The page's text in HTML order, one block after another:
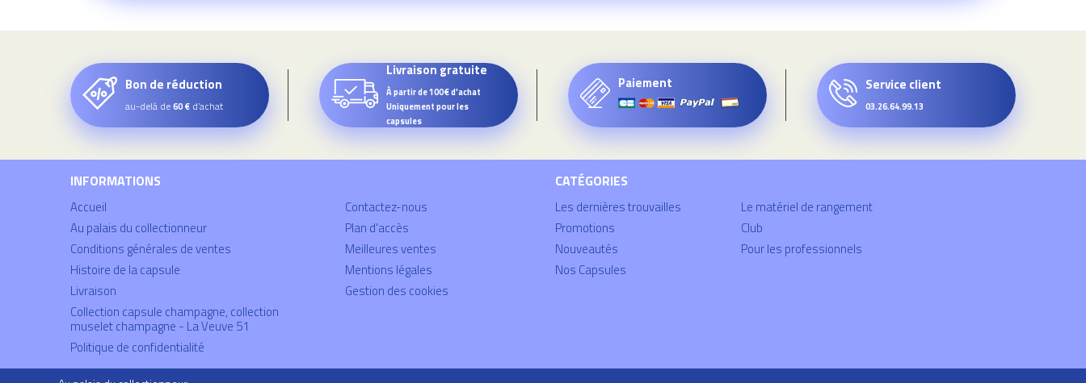
Bon de réduction
au-delà de60 € d’achat
Livraison gratuite
À partir de 100€ d'achat
Uniquement pour les
capsules
Paiement Service client
03.26.64.99.13
INFORMATIONS
Accueil
Au palais du collectionneur
Conditions générales de ventes
Histoire de la capsule
Livraison
Collection capsule champagne, collection
muselet champagne - La Veuve 51
Politique de confidentialité
Contactez-nous
Plan d'accès
Meilleures ventes
Mentions légales
Gestion des cookies
CATÉGORIES
Les dernières trouvailles
Promotions
Nouveautés
Nos Capsules
Le matériel de rangement
Club
Pour les professionnels